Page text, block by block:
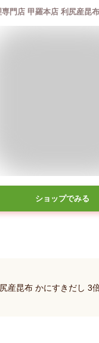
門店 甲羅本店 利尻産昆
ショップでみる
産昆布 かにすきだし 3